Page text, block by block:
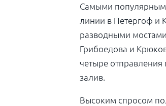
Самыми
линии в Петергоф и
разводными
Грибоедова и
четыре
залив.
Высоким спросом